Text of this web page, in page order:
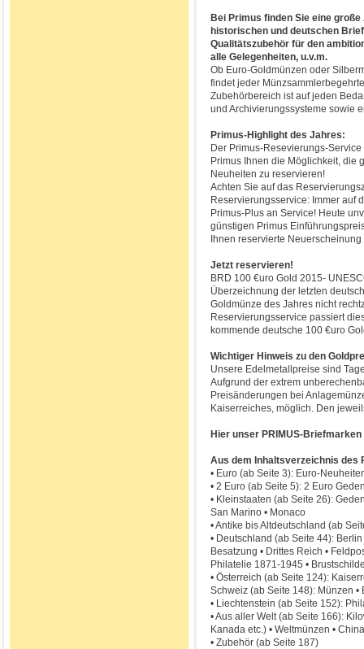
Bei Primus finden Sie eine
historischen und deutschen
Qualitätszubehör für den
alle Gelegenheiten, u.v.m.
Ob Euro-Goldmünzen oder
findet jeder
Zubehörbereich ist auf jeden
und Archivierungssysteme sowie
Primus-Highlight des Jahres:
Der Primus-Resevierungs-
Primus Ihnen die Möglichkeit, die
Neuheiten zu reservieren!
Achten Sie auf das
Reservierungsservice: Immer auf
Primus-Plus an Service! Heute
günstigen Primus
Ihnen reservierte
Jetzt reservieren!
BRD 100 €uro Gold 2015-
Überzeichnung der letzten
Goldmünze des Jahres nicht
Reservierungsservice passiert
kommende deutsche 100 €uro
Wichtiger Hinweis zu den
Unsere Edelmetallpreise sind
Aufgrund der extrem
Preisänderungen bei
Kaiserreiches, möglich. Den
Hier unser PRIMUS-
Aus dem Inhaltsverzeichnis des
• Euro (ab Seite 3): Euro-
• 2 Euro (ab Seite 5): 2 Euro
• Kleinstaaten (ab Seite 26):
San Marino • Monaco
• Antike bis Altdeutschland (ab
• Deutschland (ab Seite 44): Berlin
Besatzung • Drittes Reich •
Philatelie 1871-1945 •
• Österreich (ab Seite 124):
Schweiz (ab Seite 148): Münzen •
• Liechtenstein (ab Seite 152):
• Aus aller Welt (ab Seite 166):
Kanada etc.) • Weltmünzen •
• Zubehör (ab Seite 187)